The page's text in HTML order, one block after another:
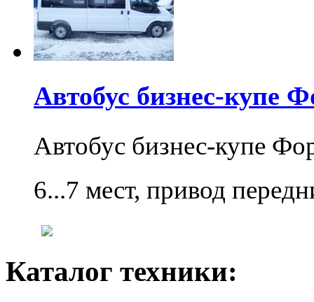
Автобус бизнес-купе
Автобус бизнес-купе
6...7 мест, привод
Каталог техники: